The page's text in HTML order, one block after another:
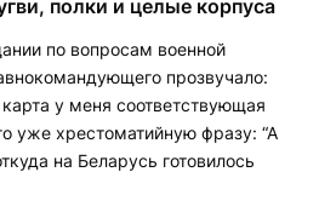
полки и целые корпуса
по вопросам военной
прозвучало:
у меня соответствующая
уже хрестоматийную фразу: “А
на Беларусь готовилось